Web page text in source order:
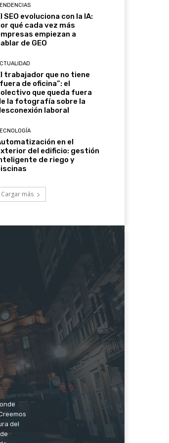
SEO evoluciona con la IA:
qué cada vez más
empiezan a
de GEO
trabajador que no tiene
de oficina”: el
que queda fuera
la fotografía sobre la
laboral
en el
del edificio: gestión
de riego y
Cargar más
del